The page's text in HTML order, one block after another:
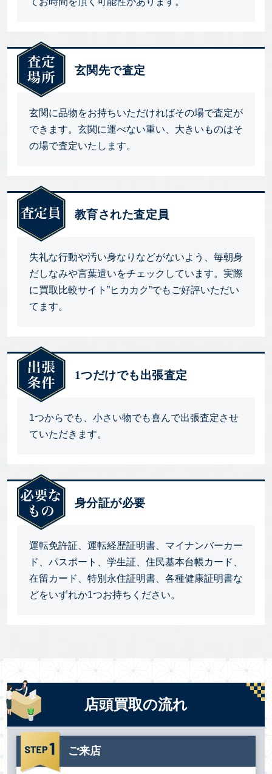
玄関先で査定
玄関に品物をお持ちいただければその場で査定が
できます。玄関に運べない重い、大きいものはそ
の場で査定いたします。
教育された査定員
失礼な行動や汚い身なりなどがないよう、毎朝身
だしなみや言葉遣いをチェックしています。実際
に買取比較サイト”ヒカカク”でもご好評いただい
てます。
1つだけでも出張査定
1つからでも、小さい物でも喜んで出張査定させ
ていただきます。
身分証が必要
運転免許証、運転経歴証明書、マイナンバーカー
ド、パスポート、学生証、住民基本台帳カード、
在留カード、特別永住証明書、各種健康証明書な
どをいずれか1つお持ちください。
店頭買取の流れ
ご来店